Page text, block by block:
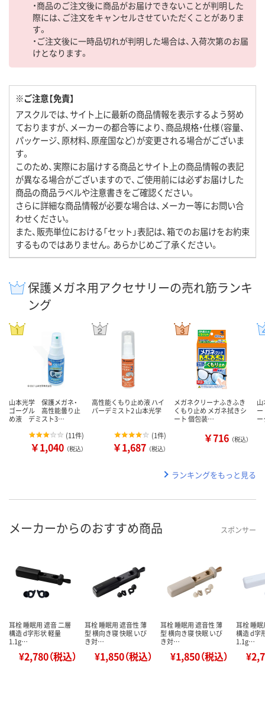
・商品のご注文後に商品がお届けできないことが判明した
際には、ご注文をキャンセルさせていただくことがありま
す。
・ご注文後に一時品切れが判明した場合は、入荷次第のお届
けとなります。
※ご注意【免責】
アスクルでは、サイト上に最新の商品情報を表示するよう努め
ておりますが、メーカーの都合等により、商品規格・仕様（容量、
パッケージ、原材料、原産国など）が変更される場合がございま
す。
このため、実際にお届けする商品とサイト上の商品情報の表記
が異なる場合がございますので、ご使用前には必ずお届けした
商品の商品ラベルや注意書きをご確認ください。
さらに詳細な商品情報が必要な場合は、メーカー等にお問い合
わせください。
また、販売単位における「セット」表記は、箱でのお届けをお約束
するものではありません。あらかじめご了承ください。
保護メガネ用アクセサリーの売れ筋ランキ
ング
山本光学 保護メガネ・
ゴーグル 高性能曇り止
め液 デミスト3…
(11件)
￥1,040 （税込）
高性能くもり止め液 ハイ
パーデミスト2 山本光学
(1件)
￥1,687 （税込）
メガネクリーナふきふき
くもり止め メガネ拭きシ
ート 個包装…
￥716 （税込）
ランキングをもっと見る
メーカーからのおすすめ商品 スポンサー
耳栓 睡眠用 遮音 二層
構造 d字形状 軽量
1.1g…
¥2,780（税込）
耳栓 睡眠用 遮音性 薄
型 横向き寝 快眠 いび
き対…
¥1,850（税込）
耳栓 睡眠用 遮音性 薄
型 横向き寝 快眠 いび
き対…
¥1,850（税込）
耳栓 睡
構造 d字
1.1g…